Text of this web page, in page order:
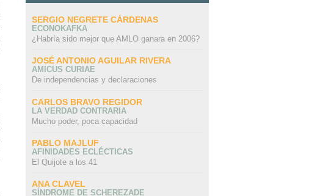
SERGIO NEGRETE CÁRDENAS
ECONOKAFKA
¿Habría sido mejor que AMLO ganara en 2006?
JOSÉ ANTONIO AGUILAR RIVERA
AMICUS CURIAE
De independencias y declaraciones
CARLOS BRAVO REGIDOR
LA VERDAD CONTRARIA
Mucho poder, poca capacidad
PABLO MAJLUF
AFINIDADES ECLÉCTICAS
El Quijote a los 41
ANA CLAVEL
SÍNDROME DE SCHEREZADE